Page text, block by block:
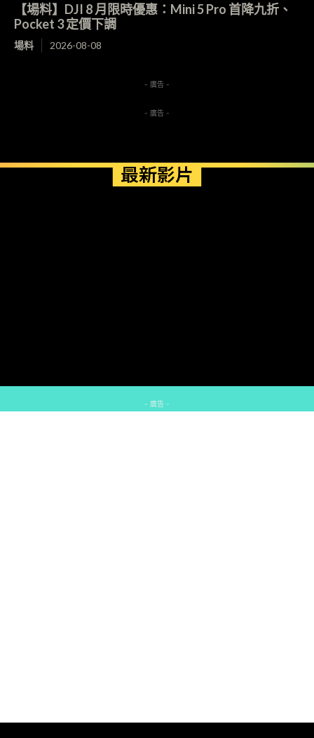
【場料】DJI 8 月限時優惠：Mini 5 Pro 首降九折、
Pocket 3 定價下調
場料 2026-08-08
- 廣告 -
- 廣告 -
最新影片
- 廣告 -